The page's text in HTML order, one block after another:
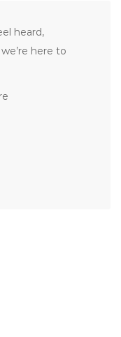
heard,
here to